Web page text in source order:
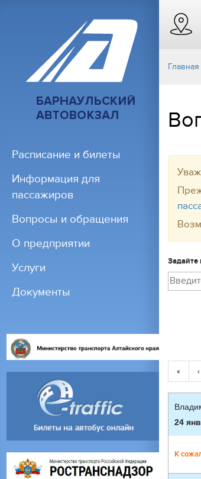
Расписание и билеты
Информация для
пассажиров
Вопросы и обращения
О предприятии
Услуги
Документы
Главная
Задайте
« ‹
24
К